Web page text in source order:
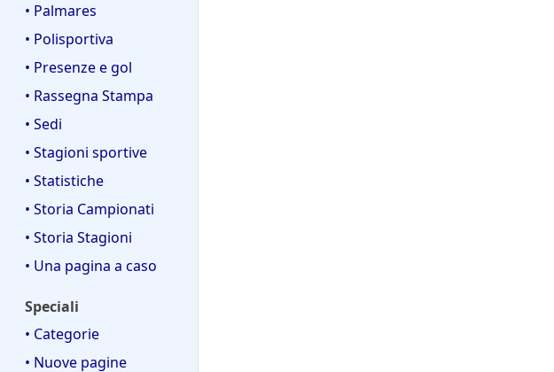
• Palmares
• Polisportiva
• Presenze e gol
• Rassegna Stampa
• Sedi
• Stagioni sportive
• Statistiche
• Storia Campionati
• Storia Stagioni
• Una pagina a caso
Speciali
• Categorie
• Nuove pagine